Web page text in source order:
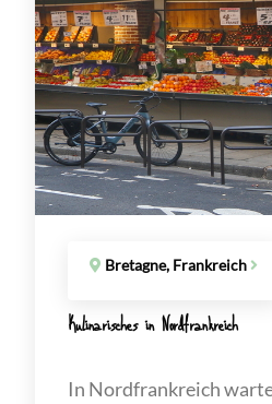
Bretagne, Frankreich
Kulinarisches in Nordfrankreich
In Nordfrankreich